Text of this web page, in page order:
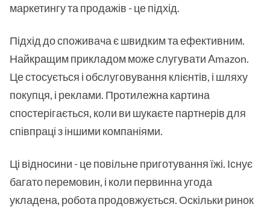
маркетингу та продажів - це підхід.
Підхід до споживача є швидким та ефективним.
Найкращим прикладом може слугувати Amazon.
Це стосується і обслуговування клієнтів, і шляху
покупця, і реклами. Протилежна картина
спостерігається, коли ви шукаєте партнерів для
співпраці з іншими компаніями.
Ці відносини - це повільне приготування їжі. Існує
багато перемовин, і коли первинна угода
укладена, робота продовжується. Оскільки ринок